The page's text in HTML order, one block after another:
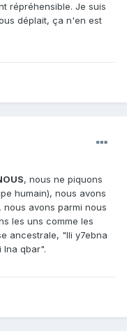
répréhensible. Je suis
déplait, ça n'en est
, nous ne piquons
humain), nous avons
avons parmi nous
les uns comme les
ancestrale, "lli y7ebna
lna qbar".